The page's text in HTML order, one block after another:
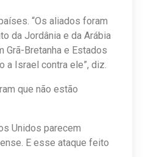
“Os aliados foram
da Jordânia e da Arábia
Bretanha e Estados
a Israel contra ele”, diz.
que não estão
Unidos parecem
E esse ataque feito